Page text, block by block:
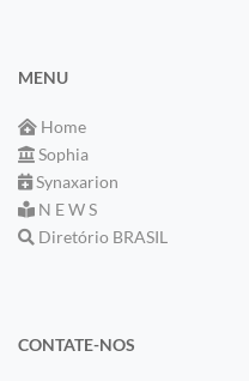
MENU
Home
Sophia
Synaxarion
N E W S
Diretório BRASIL
CONTATE-NOS